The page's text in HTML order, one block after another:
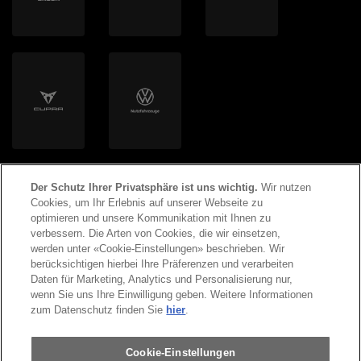
2026 Copyright AMAG Group AG
Impressum Datenschutzerklärung
Der Schutz Ihrer Privatsphäre ist uns wichtig. Wir nutzen
Cookies, um Ihr Erlebnis auf unserer Webseite zu
optimieren und unsere Kommunikation mit Ihnen zu
verbessern. Die Arten von Cookies, die wir einsetzen,
werden unter «Cookie-Einstellungen» beschrieben. Wir
berücksichtigen hierbei Ihre Präferenzen und verarbeiten
Daten für Marketing, Analytics und Personalisierung nur,
wenn Sie uns Ihre Einwilligung geben. Weitere Informationen
zum Datenschutz finden Sie hier.
Cookie-Einstellungen